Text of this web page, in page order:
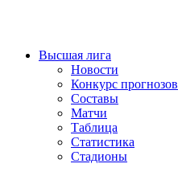
Высшая лига
Новости
Конкурс прогнозов
Составы
Матчи
Таблица
Статистика
Стадионы